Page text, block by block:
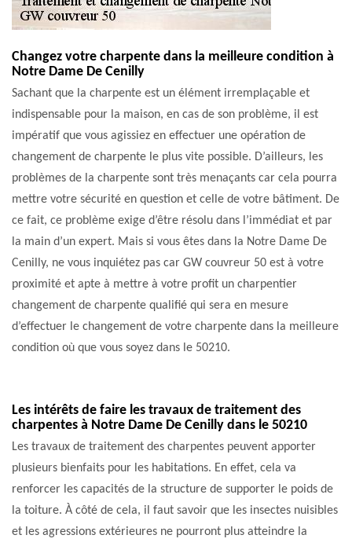
Changez votre charpente dans la meilleure condition à
Notre Dame De Cenilly
Sachant que la charpente est un élément irremplaçable et
indispensable pour la maison, en cas de son problème, il est
impératif que vous agissiez en effectuer une opération de
changement de charpente le plus vite possible. D’ailleurs, les
problèmes de la charpente sont très menaçants car cela pourra
mettre votre sécurité en question et celle de votre bâtiment. De
ce fait, ce problème exige d’être résolu dans l’immédiat et par
la main d’un expert. Mais si vous êtes dans la Notre Dame De
Cenilly, ne vous inquiétez pas car GW couvreur 50 est à votre
proximité et apte à mettre à votre profit un charpentier
changement de charpente qualifié qui sera en mesure
d’effectuer le changement de votre charpente dans la meilleure
condition où que vous soyez dans le 50210.
Les intérêts de faire les travaux de traitement des
charpentes à Notre Dame De Cenilly dans le 50210
Les travaux de traitement des charpentes peuvent apporter
plusieurs bienfaits pour les habitations. En effet, cela va
renforcer les capacités de la structure de supporter le poids de
la toiture. À côté de cela, il faut savoir que les insectes nuisibles
et les agressions extérieures ne pourront plus atteindre la